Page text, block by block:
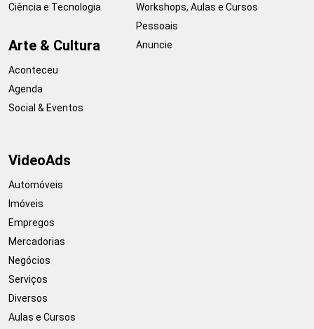
Ciência e Tecnologia
Arte & Cultura
Aconteceu
Agenda
Social & Eventos
Workshops, Aulas e Cursos
Pessoais
Anuncie
VideoAds
Automóveis
Imóveis
Empregos
Mercadorias
Negócios
Serviços
Diversos
Aulas e Cursos